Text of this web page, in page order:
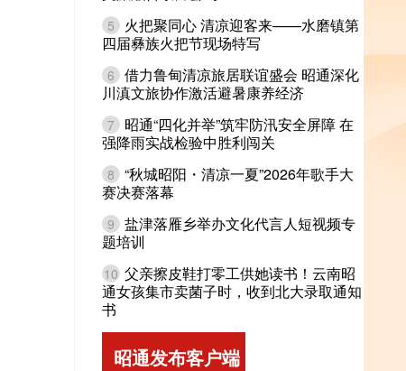
5
火把聚同心 清凉迎客来——水磨镇第
四届彝族火把节现场特写
6 借力鲁甸清凉旅居联谊盛会 昭通深化
川滇文旅协作激活避暑康养经济
7
昭通“四化并举”筑牢防汛安全屏障 在
强降雨实战检验中胜利闯关
8 “秋城昭阳・清凉一夏”2026年歌手大
赛决赛落幕
9 盐津落雁乡举办文化代言人短视频专
题培训
10 父亲擦皮鞋打零工供她读书！云南昭
通女孩集市卖菌子时，收到北大录取通知
书
昭通发布客户端